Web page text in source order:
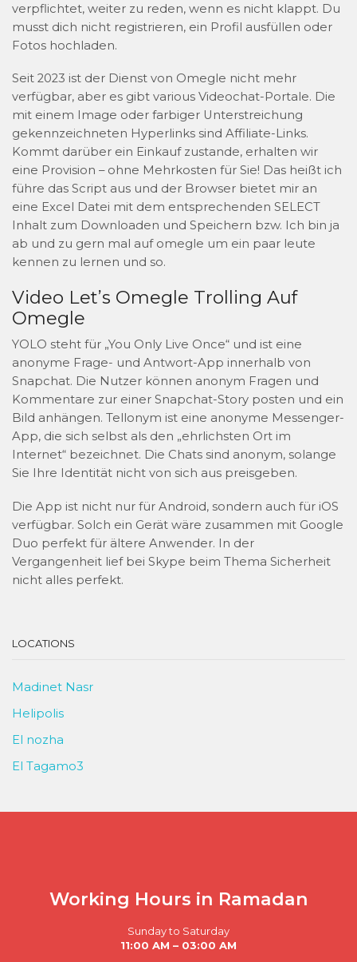
verpflichtet, weiter zu reden, wenn es nicht klappt. Du
musst dich nicht registrieren, ein Profil ausfüllen oder
Fotos hochladen.
Seit 2023 ist der Dienst von Omegle nicht mehr
verfügbar, aber es gibt various Videochat-Portale. Die
mit einem Image oder farbiger Unterstreichung
gekennzeichneten Hyperlinks sind Affiliate-Links.
Kommt darüber ein Einkauf zustande, erhalten wir
eine Provision – ohne Mehrkosten für Sie! Das heißt ich
führe das Script aus und der Browser bietet mir an
eine Excel Datei mit dem entsprechenden SELECT
Inhalt zum Downloaden und Speichern bzw. Ich bin ja
ab und zu gern mal auf omegle um ein paar leute
kennen zu lernen und so.
Video Let’s Omegle Trolling Auf
Omegle
YOLO steht für „You Only Live Once“ und ist eine
anonyme Frage- und Antwort-App innerhalb von
Snapchat. Die Nutzer können anonym Fragen und
Kommentare zur einer Snapchat-Story posten und ein
Bild anhängen. Tellonym ist eine anonyme Messenger-
App, die sich selbst als den „ehrlichsten Ort im
Internet“ bezeichnet. Die Chats sind anonym, solange
Sie Ihre Identität nicht von sich aus preisgeben.
Die App ist nicht nur für Android, sondern auch für iOS
verfügbar. Solch ein Gerät wäre zusammen mit Google
Duo perfekt für ältere Anwender. In der
Vergangenheit lief bei Skype beim Thema Sicherheit
nicht alles perfekt.
LOCATIONS
Madinet Nasr
Helipolis
El nozha
El Tagamo3
Working Hours in Ramadan
Sunday to Saturday
11:00 AM – 03:00 AM